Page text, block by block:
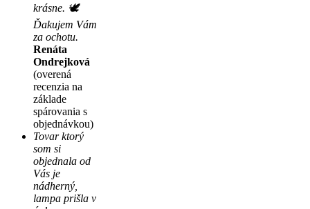
krásne. 🕊
Ďakujem Vám
za ochotu.
Renáta
Ondrejková
(overená
recenzia na
základe
spárovania s
objednávkou)
Tovar ktorý
som si
objednala od
Vás je
nádherný,
lampa prišla v